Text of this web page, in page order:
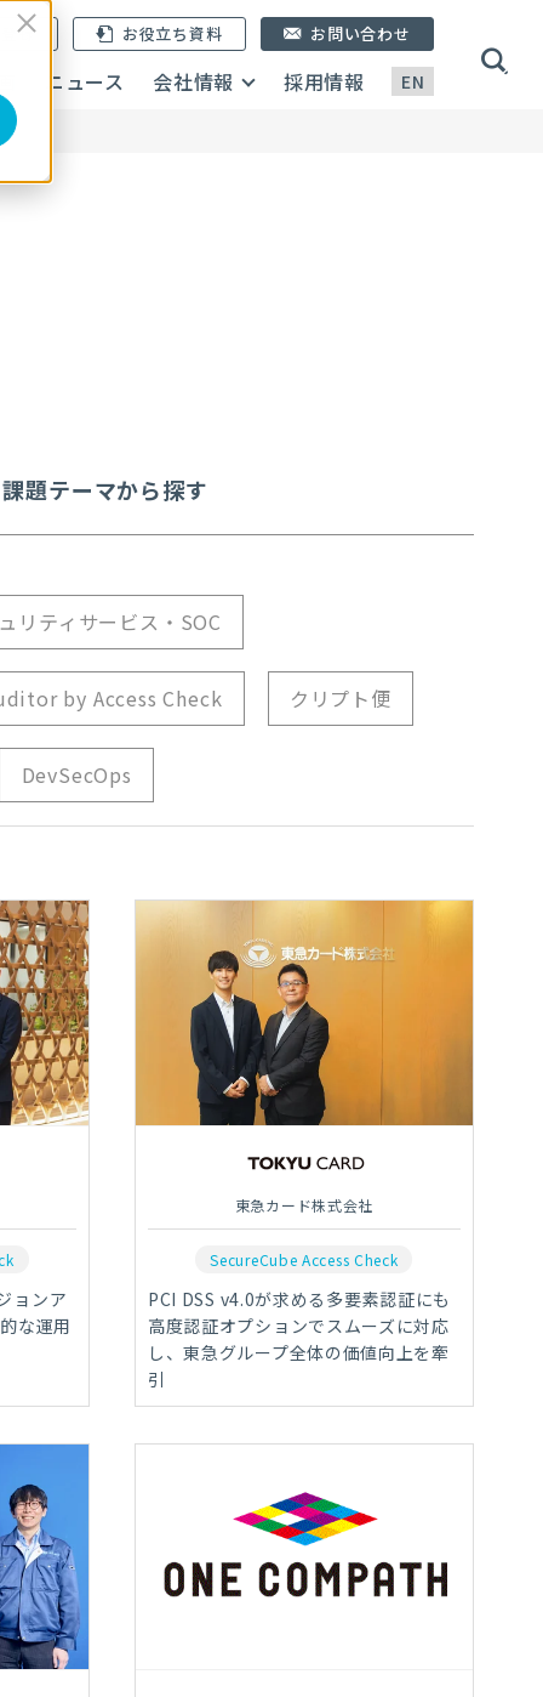
EN
録 お役立ち資料
ニュース 会社情報 採用情報
お問い合わせ
題テーマから探す
リティサービス・SOC
by Access Check クリプト便
DevSecOps
ョンア
な運用
東急カード株式会社
SecureCube Access Check
PCI DSS v4.0が求める多要素認証にも
高度認証オプションでスムーズに対応
し、東急グループ全体の価値向上を牽
引